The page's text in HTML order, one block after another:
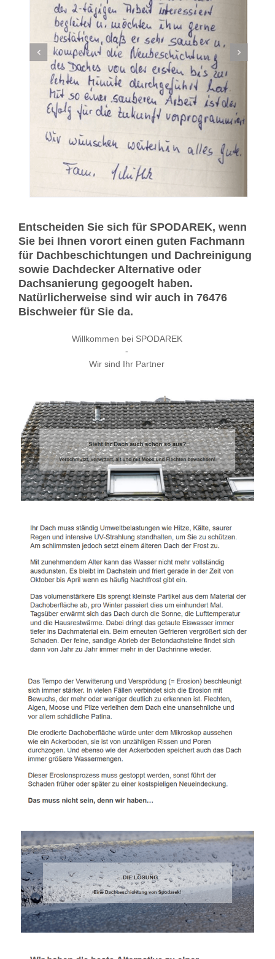
Entscheiden Sie sich für SPODAREK, wenn
Sie bei Ihnen vorort einen guten Fachmann
für Dachbeschichtungen und Dachreinigung
sowie Dachdecker Alternative oder
Dachsanierung gegoogelt haben.
Natürlicherweise sind wir auch in 76476
Bischweier für Sie da.
Willkommen bei SPODAREK
-
Wir sind Ihr Partner